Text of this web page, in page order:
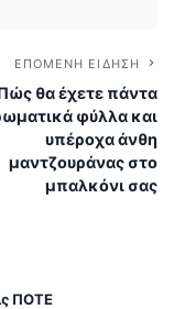
ΕΠΌΜΕΝΗ ΕΊΔΗΣΗ
θα έχετε πάντα
φύλλα και
υπέροχα άνθη
μαντζουράνας στο
μπαλκόνι σας
ΠΟΤΕ